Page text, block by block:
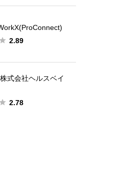
 2.89
式会社ヘルスベイ
 2.78